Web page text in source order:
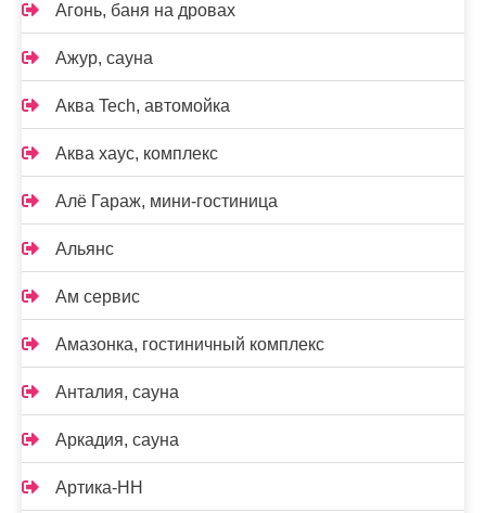
Агонь, баня на дровах
Ажур, сауна
Аква Tech, автомойка
Аква хаус, комплекс
Алё Гараж, мини-гостиница
Альянс
Ам сервис
Амазонка, гостиничный комплекс
Анталия, сауна
Аркадия, сауна
Артика-НН